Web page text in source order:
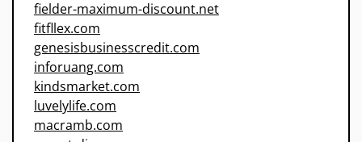
fielder-maximum-discount.net
fitfllex.com
genesisbusinesscredit.com
inforuang.com
kindsmarket.com
luvelylife.com
macramb.com